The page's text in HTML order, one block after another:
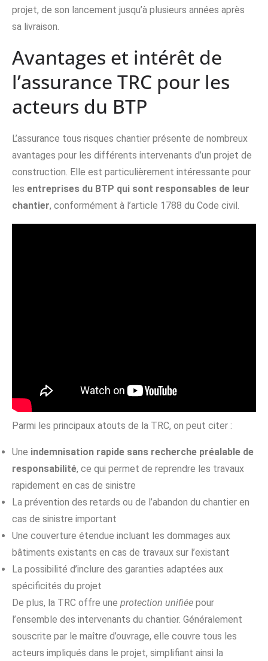
projet, de son lancement jusqu’à plusieurs années après
sa livraison.
Avantages et intérêt de
l’assurance TRC pour les
acteurs du BTP
L’assurance tous risques chantier présente de nombreux
avantages pour les différents intervenants d’un projet de
construction. Elle est particulièrement intéressante pour
les entreprises du BTP qui sont responsables de leur
chantier, conformément à l’article 1788 du Code civil.
Parmi les principaux atouts de la TRC, on peut citer :
Une indemnisation rapide sans recherche préalable de
responsabilité, ce qui permet de reprendre les travaux
rapidement en cas de sinistre
La prévention des retards ou de l’abandon du chantier en
cas de sinistre important
Une couverture étendue incluant les dommages aux
bâtiments existants en cas de travaux sur l’existant
La possibilité d’inclure des garanties adaptées aux
spécificités du projet
De plus, la TRC offre une protection unifiée pour
l’ensemble des intervenants du chantier. Généralement
souscrite par le maître d’ouvrage, elle couvre tous les
acteurs impliqués dans le projet, simplifiant ainsi la